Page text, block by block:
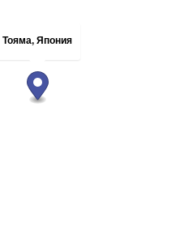
Тояма, Япония